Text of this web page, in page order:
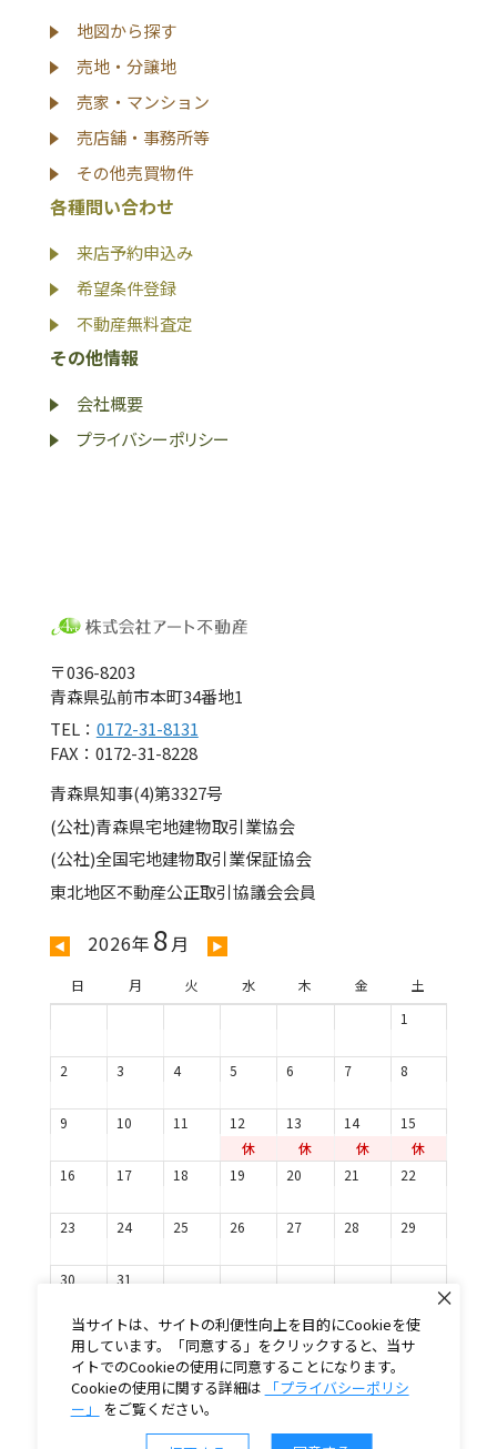
地図から探す
売地・分譲地
売家・マンション
売店舗・事務所等
その他売買物件
各種問い合わせ
来店予約申込み
希望条件登録
不動産無料査定
その他情報
会社概要
プライバシーポリシー
〒036-8203
青森県弘前市本町34番地1
TEL： 0172-31-8131
FAX：0172-31-8228
青森県知事(4)第3327号
(公社)青森県宅地建物取引業協会
(公社)全国宅地建物取引業保証協会
東北地区不動産公正取引協議会会員
◀ 2026年 8月 ▶
日 月 火 水 木 金
土
1
2 3 4 5 6 7 8
9 10 11
12
休
13
休
14
休
15
休
16
17 18 19 20 21 22
23 24 25 26 27 28 29
30 31
当サイトは、サイトの利便性向上を目的にCookieを使
用しています。「同意する」をクリックすると、当サ
イトでのCookieの使用に同意することになります。
Cookieの使用に関する詳細は
「プライバシーポリシ
ー」
をご覧ください。